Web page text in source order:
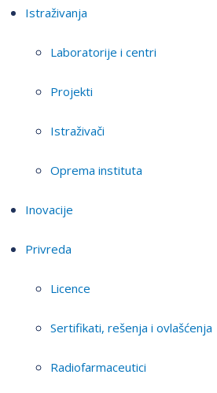
Istraživanja
Laboratorije i centri
Projekti
Istraživači
Oprema instituta
Inovacije
Privreda
Licence
Sertifikati, rešenja i ovlašćenja
Radiofarmaceutici